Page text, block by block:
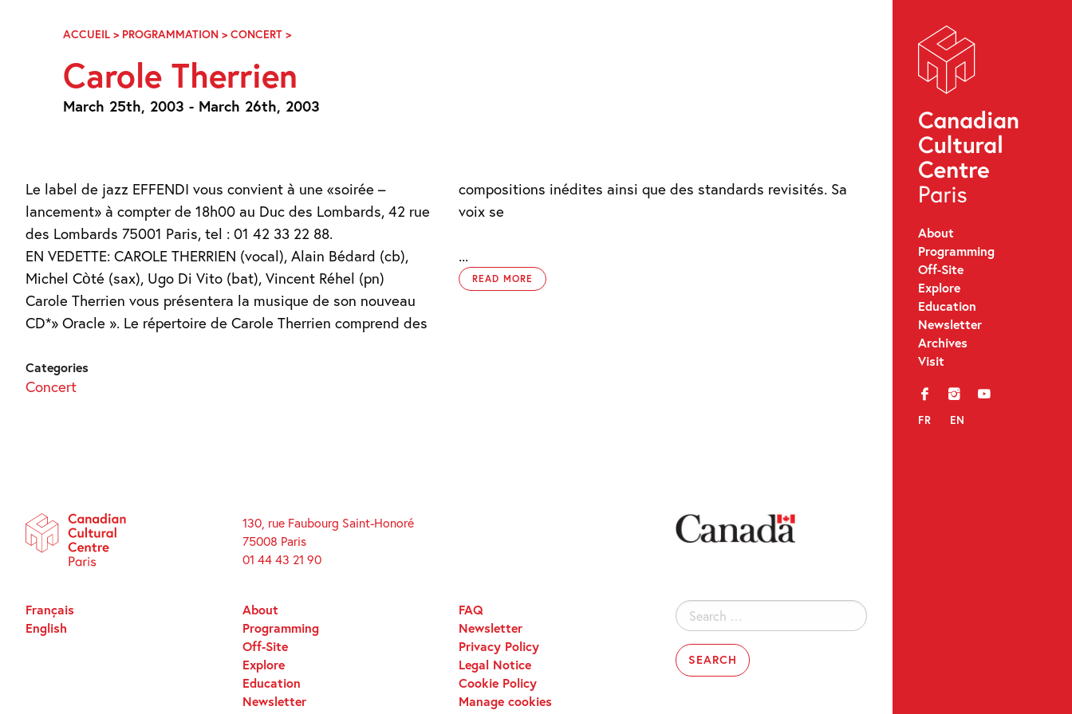
Navigation
About
Programming
Off-Site
Explore
Education
Newsletter
Archives
Visit
f i y
FR EN
ACCUEIL > PROGRAMMATION >CONCERT >CAROLE
Carole Therrien
March 25th, 2003 - March 26th, 2003
Le label de jazz EFFENDI vous convient à une «soirée –
lancement» à compter de 18h00 au Duc des Lombards, 42 rue
des Lombards 75001 Paris, tel : 01 42 33 22 88.
EN VEDETTE: CAROLE THERRIEN (vocal), Alain Bédard (cb),
Michel Còté (sax), Ugo Di Vito (bat), Vincent Réhel (pn)
Carole Therrien vous présentera la musique de son nouveau
CD*» Oracle ». Le répertoire de Carole Therrien comprend des
compositions inédites ainsi que des standards revisités. Sa
voix se
...
READ MORE
Categories
Concert
130, rue Faubourg Saint-Honoré
75008 Paris
01 44 43 21 90
Search
for:
About
Programming
Off-Site
Explore
Education
Newsletter
FAQ
Newsletter
Privacy Policy
Legal Notice
Cookie Policy
Manage cookies
Français
English